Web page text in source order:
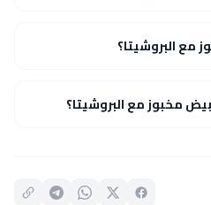
البروشيتا؟
مع البروشيتا؟